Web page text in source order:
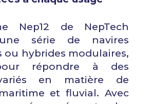
Nep12 de NepTech
série de navires
ou hybrides modulaires,
répondre à des
en matière de
et fluvial. Avec